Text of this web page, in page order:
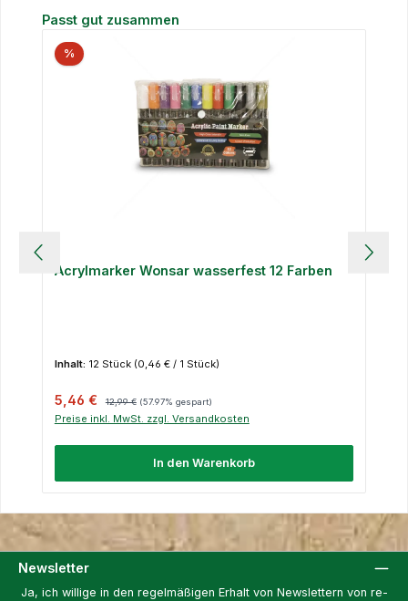
Produktgalerie überspringen
Passt gut zusammen
%
Acrylmarker Wonsar wasserfest 12 Farben
Inhalt: 12 Stück (0,46 € / 1 Stück)
Verkaufspreis:
5,46 € 12,99 € (57.97% gespart)
Preise inkl. MwSt. zzgl. Versandkosten
In den Warenkorb
Newsletter
Ja, ich willige in den regelmäßigen Erhalt von Newslettern von re-